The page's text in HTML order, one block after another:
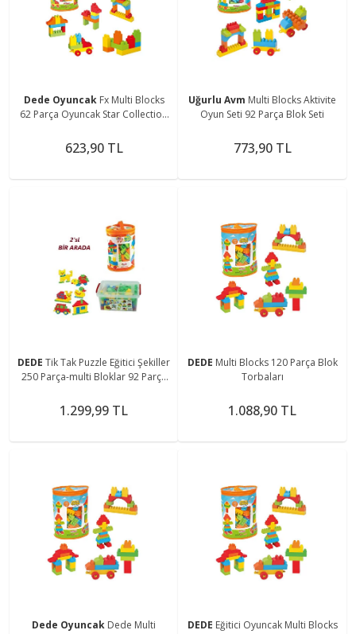
Dede Oyuncak Fx Multi Blocks
62 Parça Oyuncak Star Collection
623,90 TL
Uğurlu Avm Multi Blocks Aktivite
Oyun Seti 92 Parça Blok Seti
773,90 TL
DEDE Tik Tak Puzzle Eğitici Şekiller
250 Parça-multi Bloklar 92 Parça
1.299,99 TL
DEDE Multi Blocks 120 Parça Blok
Torbaları
1.088,90 TL
Dede Oyuncak Dede Multi
DEDE Eğitici Oyuncak Multi Blocks